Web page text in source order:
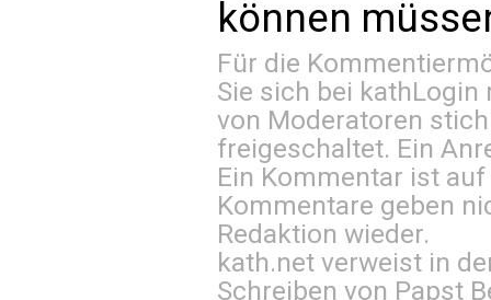
können
Für die
Sie sich bei kathLogin
von Moderatoren
freigeschaltet. Ein
Ein Kommentar ist
Kommentare geben
Redaktion wieder.
kath.net verweist in
Schreiben von Papst